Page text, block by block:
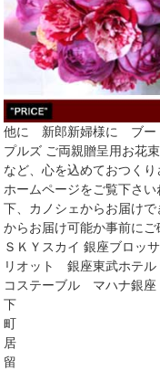
他に 新郎新婦様に ブー
プルズ ご両親贈呈用お花
など、心を込めておつく
ホームページをご覧下さい
下、カノシェからお届け
からお届け可能か
ＳＫＹスカイ 銀座ブロッ
リオット 銀座東武ホテ
コステーブル マハナ銀座
下 九段会館
町 エメ・ヴィ
居 和田倉噴
留 フィッシュ